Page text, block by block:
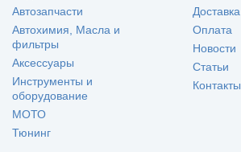
Автозапчасти
Автохимия, Масла и
фильтры
Аксессуары
Инструменты и
оборудование
МОТО
Тюнинг
Доставка
Оплата
Новости
Статьи
Контакты